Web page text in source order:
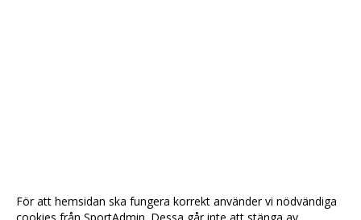
För att hemsidan ska fungera korrekt använder vi nödvändiga